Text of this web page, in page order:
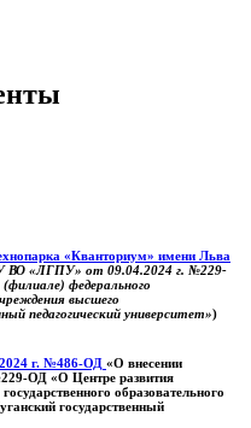
«Кванториум» имени Льва
ВО «ЛГПУ» от 09.04.2024 г. №229-
федерального
высшего
педагогический университет»)
г. №486-ОД «О внесении
ОД «О Центре развития
образовательного
государственный